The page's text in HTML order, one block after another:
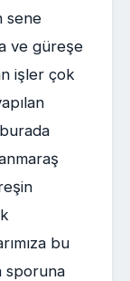
sene
ve güreşe
işler çok
bu
sporuna